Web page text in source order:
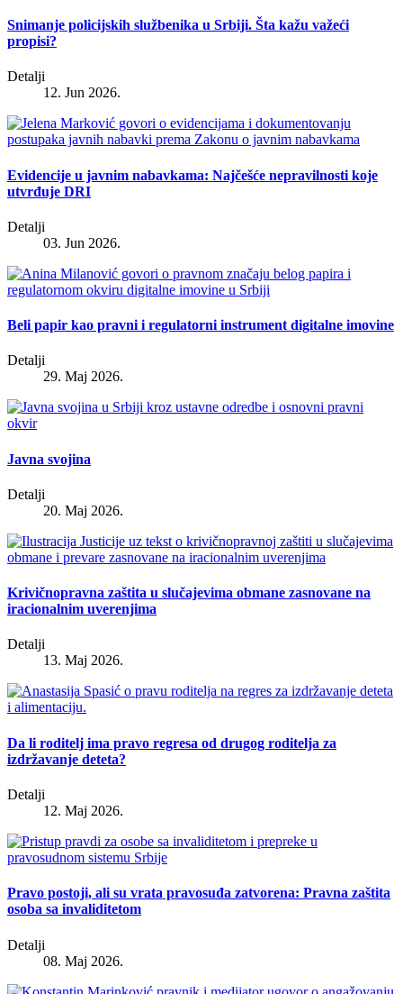
Snimanje policijskih službenika u Srbiji. Šta kažu važeći
propisi?
Detalji
12. Jun 2026.
Evidencije u javnim nabavkama: Najčešće nepravilnosti koje
utvrđuje DRI
Detalji
03. Jun 2026.
Beli papir kao pravni i regulatorni instrument digitalne imovine
Detalji
29. Maj 2026.
Javna svojina
Detalji
20. Maj 2026.
Krivičnopravna zaštita u slučajevima obmane zasnovane na
iracionalnim uverenjima
Detalji
13. Maj 2026.
Da li roditelj ima pravo regresa od drugog roditelja za
izdržavanje deteta?
Detalji
12. Maj 2026.
Pravo postoji, ali su vrata pravosuđa zatvorena: Pravna zaštita
osoba sa invaliditetom
Detalji
08. Maj 2026.